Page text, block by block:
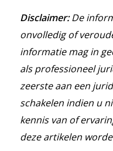
Disclaimer: De
onvolledig of
informatie mag in
als professioneel
zeerste aan een
schakelen indien u
kennis van of
deze artikelen